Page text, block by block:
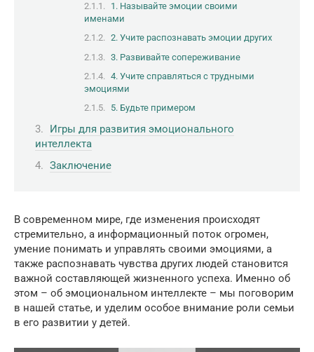
1. Называйте эмоции своими
именами
2. Учите распознавать эмоции других
3. Развивайте сопереживание
4. Учите справляться с трудными
эмоциями
5. Будьте примером
Игры для развития эмоционального
интеллекта
Заключение
В современном мире, где изменения происходят
стремительно, а информационный поток огромен,
умение понимать и управлять своими эмоциями, а
также распознавать чувства других людей становится
важной составляющей жизненного успеха. Именно об
этом – об эмоциональном интеллекте – мы поговорим
в нашей статье, и уделим особое внимание роли семьи
в его развитии у детей.